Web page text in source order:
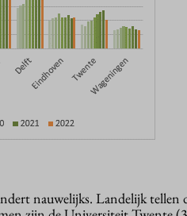
nauwelijks. Landelijk tellen